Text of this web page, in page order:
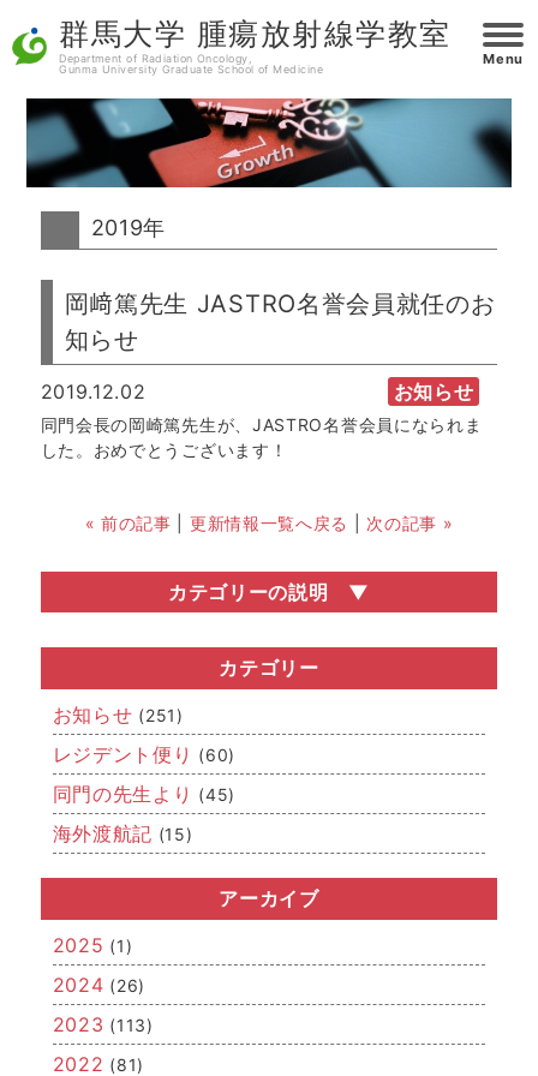
群馬大学 腫瘍放射線学教室
Department of Radiation Oncology,
Gunma University Graduate School of Medicine
Menu
2019年
岡﨑篤先生 JASTRO名誉会員就任のお
知らせ
2019.12.02 お知らせ
同門会長の岡崎篤先生が、JASTRO名誉会員になられま
した。おめでとうございます！
« 前の記事 更新情報一覧へ戻る 次の記事 »
カテゴリーの説明
医局説明会・勧誘会などの医局行事の情報や、関連学会
の開催情報など、いろいろなお知らせを掲載していま
す。
レジデント便り
どこまでが「若手」なのかはさだかではありませんが、
若手医師（レジデント）からの近況報告です。
同門の先生より
海外渡航記
海外留学報告や国際学会への参加・発表、IAEAを始めと
した国際的な活動など、「世界的」な空気をお届けしま
す。
カテゴリー
お知らせ (251)
レジデント便り (60)
同門の先生より (45)
海外渡航記 (15)
アーカイブ
2025 (1)
2024 (26)
2023 (113)
2022 (81)